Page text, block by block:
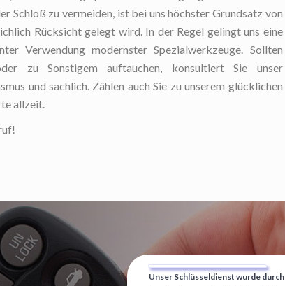
Schloß zu vermeiden, ist bei uns höchster Grundsatz von
Rücksicht gelegt wird. In der Regel gelingt uns eine
Verwendung modernster Spezialwerkzeuge. Sollten
zu Sonstigem auftauchen, konsultiert Sie unser
und sachlich. Zählen auch Sie zu unserem glücklichen
allzeit.
Unser Schlüsseldienst wurde durch